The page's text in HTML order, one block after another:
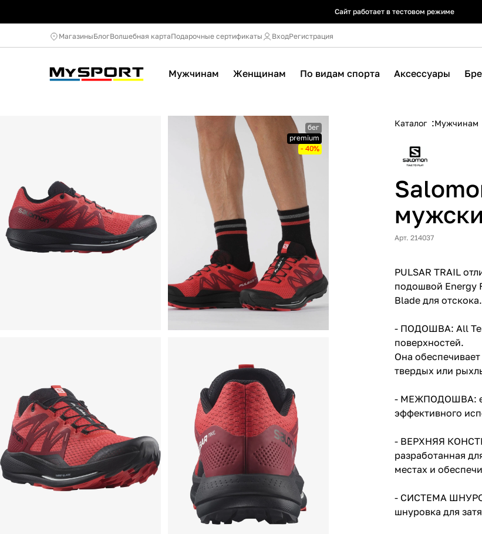
Сайт работает в тестовом режиме
Сайт работает в тестовом режиме
Сайт работает в тестовом режиме
МагазиныБлогВолшебная картаПодарочные сертификаты ВходРегистрация
Мужчинам Женщинам По видам спорта Аксессуары
бег
premium
- 40%
Каталог Мужчинам
Арт. 214037
PULSAR TRAIL
подошвой Energy
Blade для отскока.
- ПОДОШВА: All
поверхностей.
Она
твердых или
- МЕЖПОДОШВА:
эффективного
- ВЕРХНЯЯ
разработанная
местах и
- СИСТЕМА
шнуровка для